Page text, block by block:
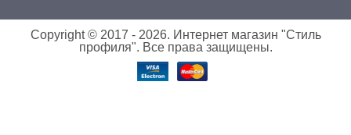
Copyright © 2017 - 2026. Интернет магазин "Стиль
профиля". Все права защищены.